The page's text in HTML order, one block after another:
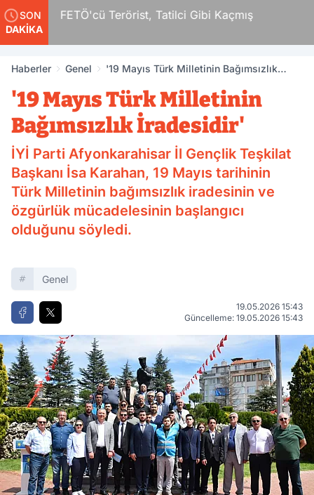
SON
DAKİKA
FETÖ'cü Terörist, Tatilci Gibi Kaçmış
Haberler Genel
'19 Mayıs Türk Milletinin Bağımsızlık
'19 Mayıs Türk Milletinin
Bağımsızlık İradesidir'
İYİ Parti Afyonkarahisar İl Gençlik Teşkilat
Başkanı İsa Karahan, 19 Mayıs tarihinin
Türk Milletinin bağımsızlık iradesinin ve
özgürlük mücadelesinin başlangıcı
olduğunu söyledi.
Genel
19.05.2026 15:43
Güncelleme: 19.05.2026 15:43